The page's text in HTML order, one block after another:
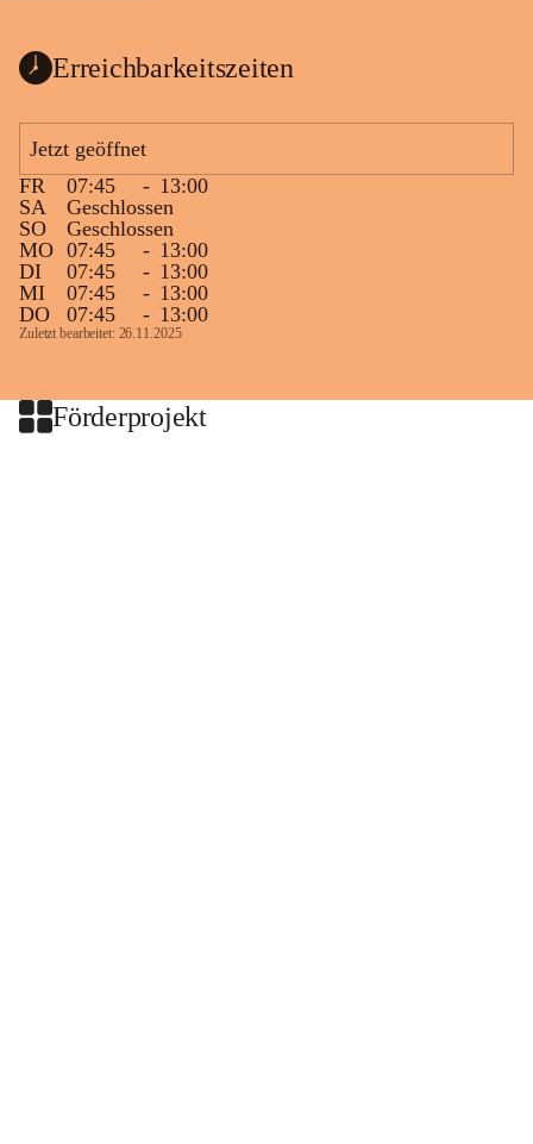
Erreichbarkeitszeiten
Jetzt geöffnet
FR
07:45 - 13:00
SA
Geschlossen
SO
Geschlossen
MO 07:45 - 13:00
DI
07:45 - 13:00
MI
07:45 - 13:00
DO
07:45 - 13:00
Zuletzt bearbeitet: 26.11.2025
Förderprojekt